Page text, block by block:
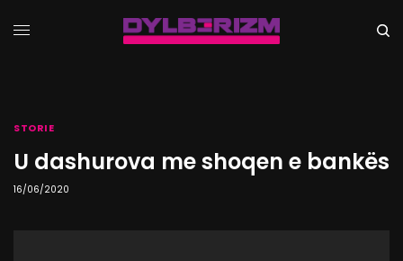
STORIE
U dashurova me shoqen e bankës
16/06/2020